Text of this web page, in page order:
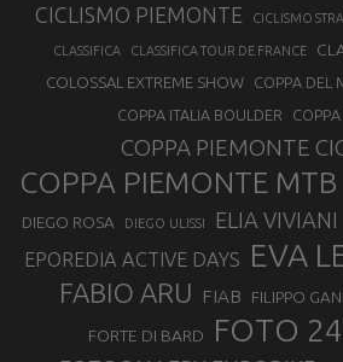
CICLISMO PIEMONTE CICLISMO
CLASSIFICA CLASSIFICA TOUR DE FRANCE
COLOSSAL EXTREME SHOW
COPPA DEL
COPPA ITALIA BOULDER
COPPA PIEMONTE
COPPA PIEMONTE MTB
DIEGO ROSA DIEGO ULISSI ELIA VIVIANI
EPOREDIA ACTIVE DAYS EVA
FABIO ARU FIAB FILIPPO
FORTE DI BARD FOTO